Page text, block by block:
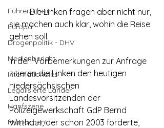
Führerschein
Europa
Drogenpolitik - DHV
Medienbericht
Internationales
Legalisierte Länder
Hanfszene
Mitmachen!
	Die Linken fragen aber nicht nur,
sie machen auch klar, wohin die Reise
gehen soll.
In den Vorbemerkungen zur Anfrage
zitieren die Linken den heutigen
niedersächsischen
Landesvorsitzenden der
Polizeigewerkschaft GdP Bernd
Witthaut, der schon 2003 forderte,